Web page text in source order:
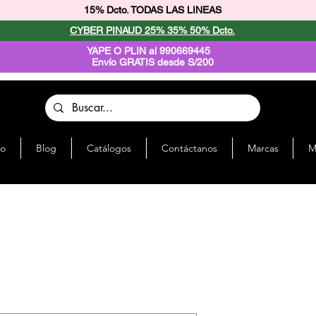
15% Dcto. TODAS LAS LINEAS
CYBER PINAUD 25% 35% 50% Dcto.
YAPE O PLIN al 990669445
Envío GRATIS desde S/200
Blog Catálogos Contáctanos Marcas